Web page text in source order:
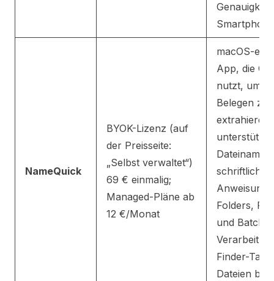
Genauigkeit
NameQuick
BYOK-Lizenz (auf
der Preisseite:
„Selbst verwaltet“)
69 € einmalig;
Managed-Pläne ab
12 €/Monat
macOS-
App, die
nutzt, um
Belegen zu
extrahieren;
unterstützt
schriftliche
Folders,
und Batch-
Finder-Tags
Dateien